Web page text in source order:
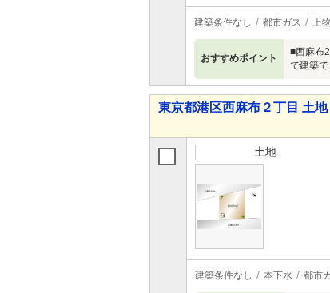
建築条件なし 都市ガス 上
おすすめポイント
■西麻布
で建築
東京都港区西麻布２丁目 土地
土地
建築条件なし 本下水 都市